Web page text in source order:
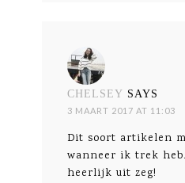
CHELSEY SAYS
3 MAART 2017 AT 11:03
Dit soort artikelen
wanneer ik trek
heerlijk uit zeg!